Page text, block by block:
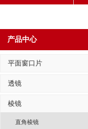
产品中心
平面窗口片
透镜
棱镜
直角棱镜